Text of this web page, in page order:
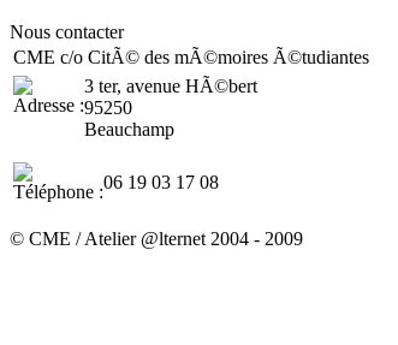
Nous contacter
CME c/o CitÃ© des mÃ©moires Ã©tudiantes
3 ter, avenue HÃ©bert
95250
Beauchamp
06 19 03 17 08
© CME / Atelier @lternet 2004 - 2009